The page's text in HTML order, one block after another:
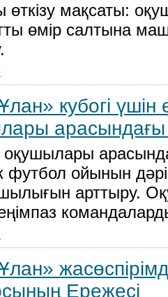
мақсаты:
өмір салтына
кубогі үшін
арасындағы
футбол ойынын
арттыру.
Ережесі